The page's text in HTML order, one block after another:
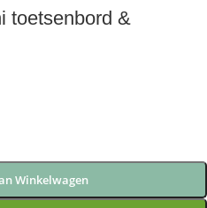
toetsenbord &
Winkelwagen